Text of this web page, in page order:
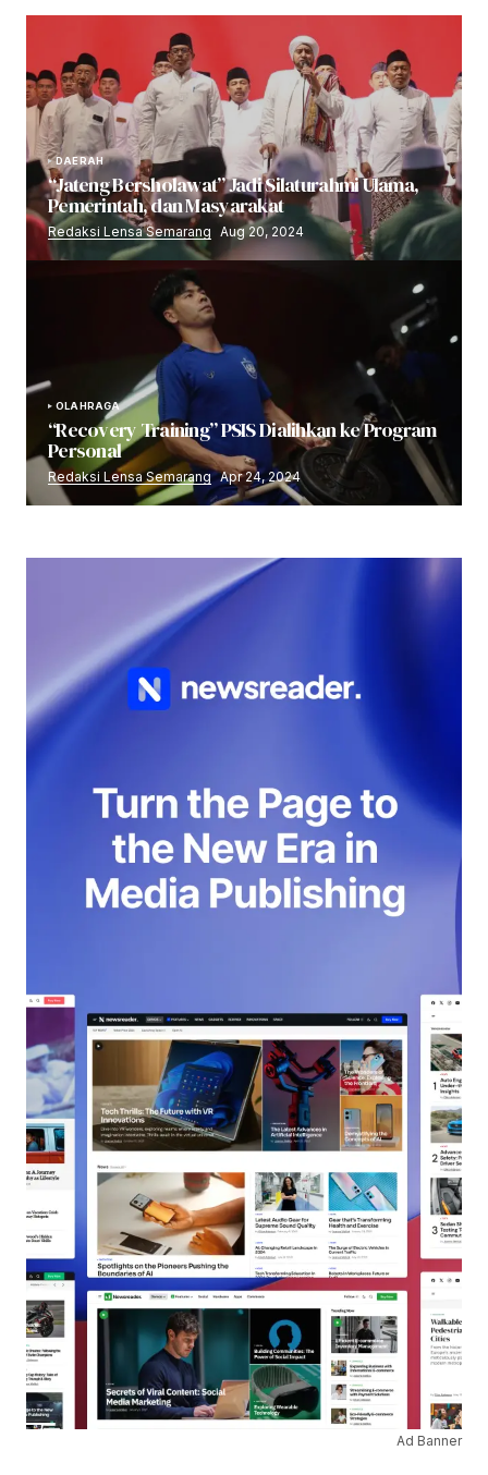
DAERAH
“Jateng Bersholawat” Jadi Silaturahmi Ulama,
Pemerintah, dan Masyarakat
Redaksi Lensa Semarang Aug 20, 2024
OLAHRAGA
“Recovery Training” PSIS Dialihkan ke Program
Personal
Redaksi Lensa Semarang Apr 24, 2024
Ad Banner